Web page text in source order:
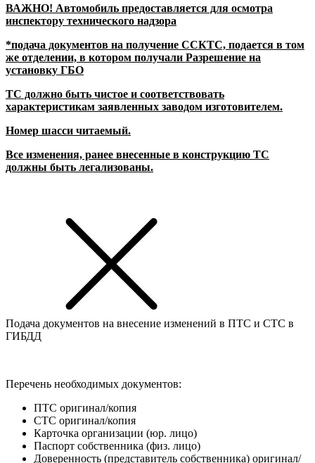
ВАЖНО! Автомобиль предоставляется для осмотра
инспектору технического надзора
*подача документов на получение ССКТС, подается в том
же отделении, в котором получали Разрешение на
установку ГБО
ТС должно быть чистое и соответствовать
характеристикам заявленных заводом изготовителем.
Номер шасси читаемый.
Все изменения, ранее внесенные в конструкцию ТС
должны быть легализованы.
Подача документов на внесение изменений в ПТС и СТС в
ГИБДД
Перечень необходимых документов:
ПТС оригинал/копия
СТС оригинал/копия
Карточка организации (юр. лицо)
Паспорт собственника (физ. лицо)
Доверенность (представитель собственника) оригинал/